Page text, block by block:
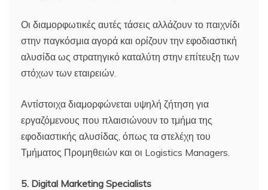
Οι διαμορφωτικές αυτές τάσεις αλλάζουν το παιχνίδι
στην παγκόσμια αγορά και ορίζουν την εφοδιαστική
αλυσίδα ως στρατηγικό καταλύτη στην επίτευξη των
στόχων των εταιρειών.
Αντίστοιχα διαμορφώνεται υψηλή ζήτηση για
εργαζόμενους που πλαισιώνουν το τμήμα της
εφοδιαστικής αλυσίδας, όπως τα στελέχη του
Τμήματος Προμηθειών και οι Logistics Managers.
5. Digital Marketing Specialists